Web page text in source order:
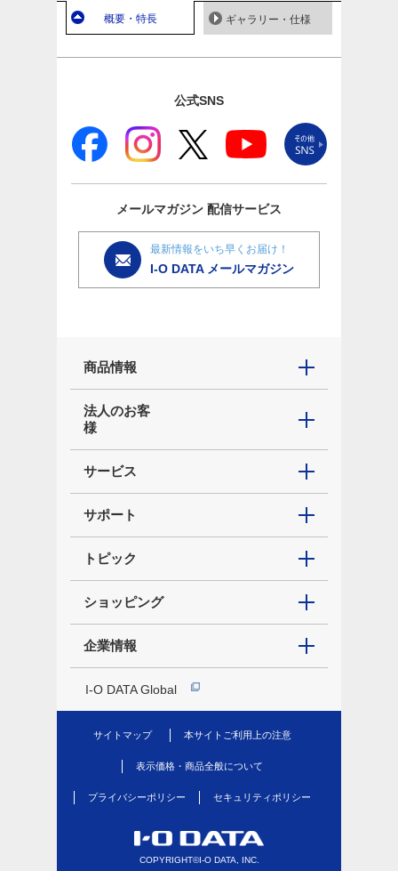
概要・特長 ギャラリー・仕様
公式SNS
メールマガジン 配信サービス
最新情報をいち早くお届け！
I-O DATA メールマガジン
商品情報
法人のお客
様
サービス
サポート
トピック
ショッピング
企業情報
I-O DATA Global
サイトマップ 本サイトご利用上の注意
表示価格・商品全般について
プライバシーポリシー セキュリティポリシー
COPYRIGHT©I-O DATA, INC.